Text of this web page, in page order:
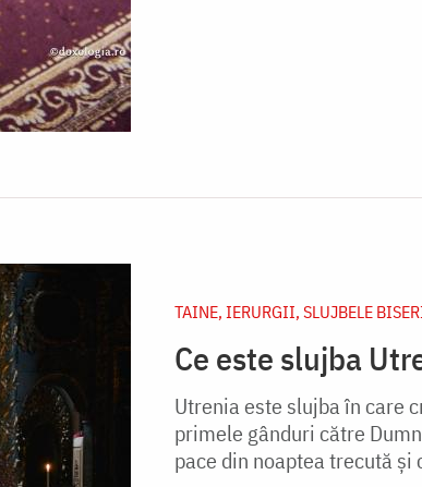
TAINE, IERURGII, SLUJBELE
Ce este slujba
Utrenia este slujba în care
primele gânduri către
pace din noaptea trecută